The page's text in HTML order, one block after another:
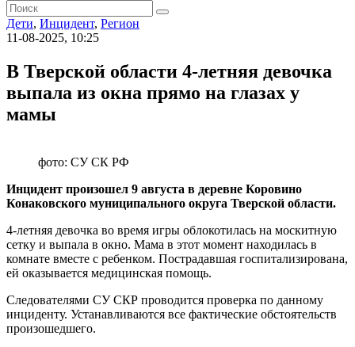
Дети, Инцидент, Регион
11-08-2025, 10:25
В Тверской области 4-летняя девочка
выпала из окна прямо на глазах у
мамы
фото: СУ СК РФ
Инцидент произошел 9 августа в деревне Коровино
Конаковского муниципального округа Тверской области.
4-летняя девочка во время игры облокотилась на москитную
сетку и выпала в окно. Мама в этот момент находилась в
комнате вместе с ребенком. Пострадавшая госпитализирована,
ей оказывается медицинская помощь.
Следователями СУ СКР проводится проверка по данному
инциденту. Устанавливаются все фактические обстоятельств
произошедшего.